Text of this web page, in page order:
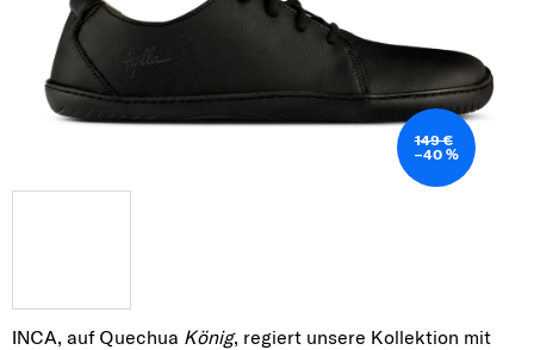
INCA, auf Quechua König, regiert unsere Kollektion mit
149 €
–40 %